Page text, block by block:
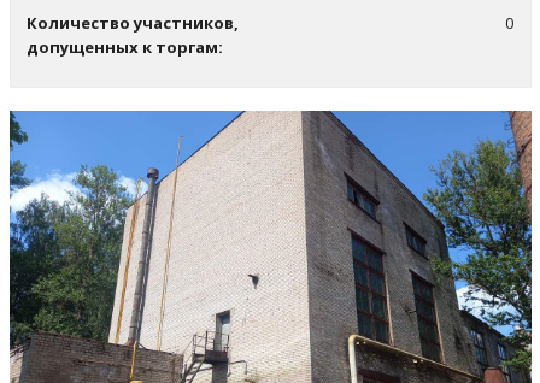
Количество участников,
допущенных к торгам:
0